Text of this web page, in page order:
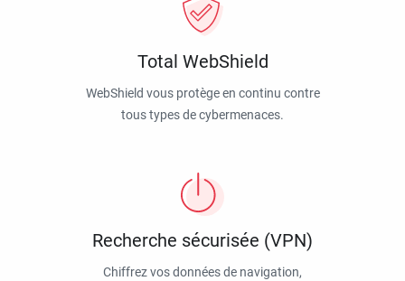
Total WebShield
WebShield vous protège en continu contre
tous types de cybermenaces.
Recherche sécurisée (VPN)
Chiffrez vos données de navigation,